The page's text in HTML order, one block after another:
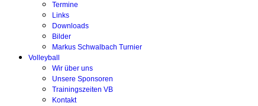
Termine
Links
Downloads
Bilder
Markus Schwalbach Turnier
Volleyball
Wir über uns
Unsere Sponsoren
Trainingszeiten VB
Kontakt